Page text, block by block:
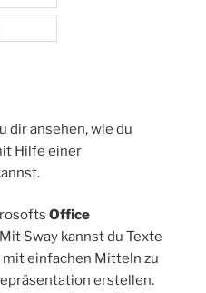
dir ansehen, wie du
Hilfe einer
Office
Sway kannst du Texte
einfachen Mitteln zu
erstellen.